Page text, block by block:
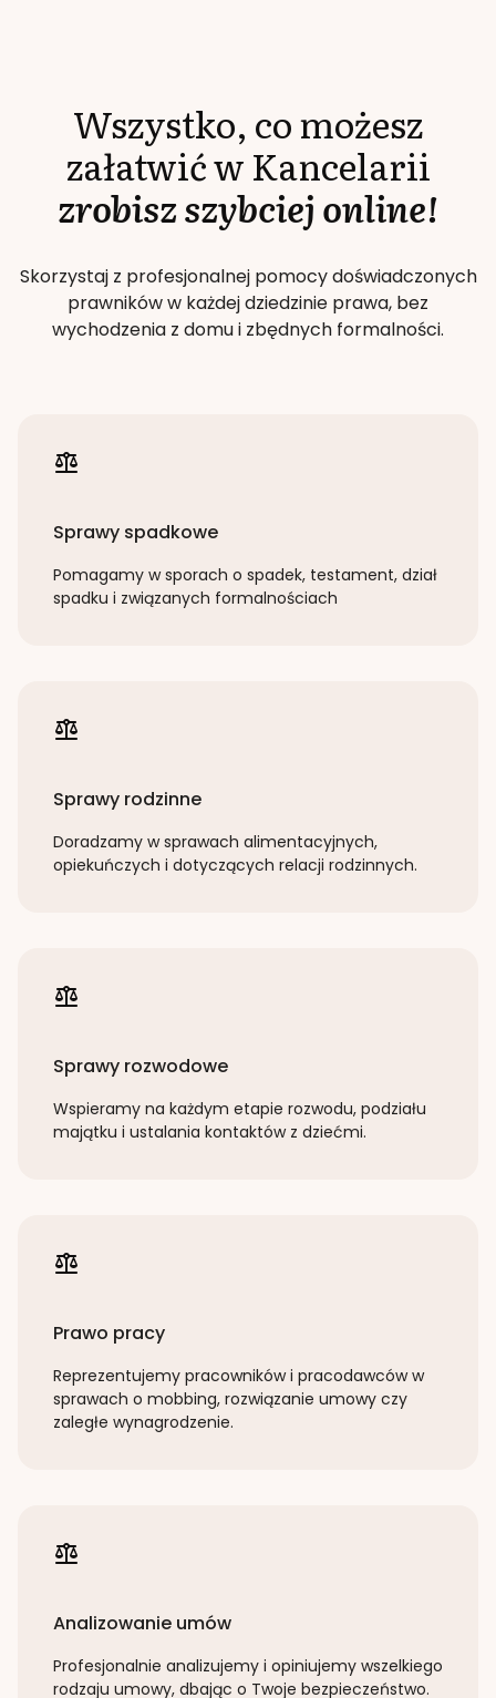
Wszystko, co możesz
załatwić w Kancelarii
zrobisz szybciej online!
Skorzystaj z profesjonalnej pomocy doświadczonych
prawników w każdej dziedzinie prawa, bez
wychodzenia z domu i zbędnych formalności.
Sprawy spadkowe
Pomagamy w sporach o spadek, testament, dział
spadku i związanych formalnościach
Sprawy rodzinne
Doradzamy w sprawach alimentacyjnych,
opiekuńczych i dotyczących relacji rodzinnych.
Sprawy rozwodowe
Wspieramy na każdym etapie rozwodu, podziału
majątku i ustalania kontaktów z dziećmi.
Prawo pracy
Reprezentujemy pracowników i pracodawców w
sprawach o mobbing, rozwiązanie umowy czy
zaległe wynagrodzenie.
Analizowanie umów
Profesjonalnie analizujemy i opiniujemy wszelkiego
rodzaju umowy, dbając o Twoje bezpieczeństwo.